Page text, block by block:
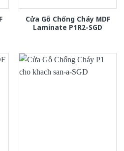
Cửa Gỗ Chống Cháy MDF
Laminate P1R2-SGD